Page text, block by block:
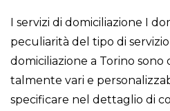
I servizi di domiciliazione I
peculiarità del tipo di servizio
domiciliazione a Torino sono
talmente vari e
specificare nel dettaglio di